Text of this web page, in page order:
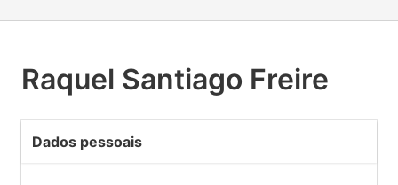
Raquel Santiago Freire
Dados pessoais